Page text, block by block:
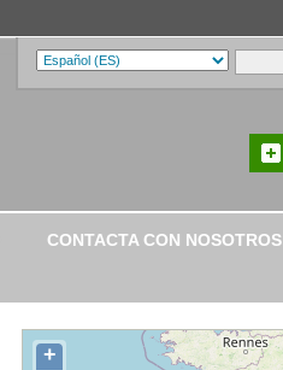
CONTACTA CON NOSOTROS
+